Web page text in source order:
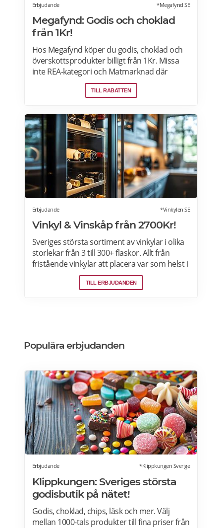
Erbjudande *Megafynd SE
Megafynd: Godis och choklad
från 1Kr!
Hos Megafynd köper du godis, choklad och
överskottsprodukter billigt från 1Kr. Missa
inte REA-kategori och Matmarknad där
Megafynd har hundratals aktuella
erbjudanden varje dag. Läs mer om
TILL RABATTEN
Erbjudande *Vinkylen SE
Vinkyl & Vinskåp från 2700Kr!
Sveriges största sortiment av vinkylar i olika
storlekar från 3 till 300+ flaskor. Allt från
fristående vinkylar att placera var som helst i
hemmet, till inbyggda eller integrerbara
vinkylar som elegant smälter in i
TILL ERBJUDANDEN
Populära erbjudanden
Erbjudande *Klippkungen Sverige
Klippkungen: Sveriges största
godisbutik på nätet!
Godis, choklad, chips, läsk och mer. Välj
mellan 1000-tals produkter till fina priser från